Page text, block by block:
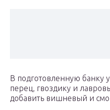
В подготовленную банку
перец, гвоздику и
добавить вишневый и